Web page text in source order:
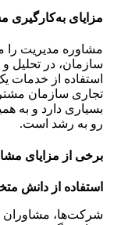
مزایای به‌کارگیری
مشاوره مدیریت را
سازمان، در
استفاده از
تجاری سازمان
بسیاری دارد و به
رو به رشد است.
برخی از مزایای
استفاده از دانش
شرکت‌ها، مشاوران